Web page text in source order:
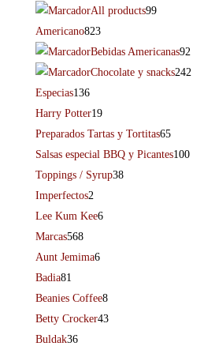
All products99
Americano823
Bebidas Americanas92
Chocolate y snacks242
Especias136
Harry Potter19
Preparados Tartas y Tortitas65
Salsas especial BBQ y Picantes100
Toppings / Syrup38
Imperfectos2
Lee Kum Kee6
Marcas568
Aunt Jemima6
Badia81
Beanies Coffee8
Betty Crocker43
Buldak36